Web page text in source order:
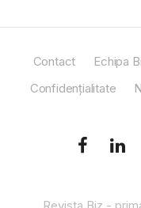
Contact Echipa
Confidențialitate